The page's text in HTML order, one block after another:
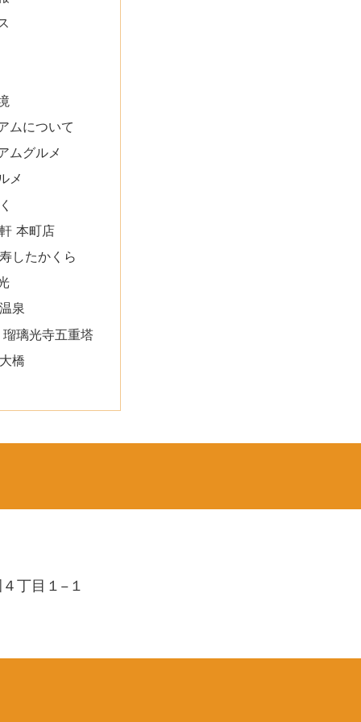
ムについて
ムグルメ
メ
本町店
したかくら
泉
璃光寺五重塔
橋
丁目１−１